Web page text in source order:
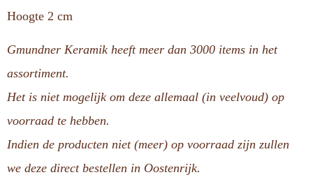
Hoogte 2 cm
Gmundner Keramik heeft meer dan 3000 items in het
assortiment.
Het is niet mogelijk om deze allemaal (in veelvoud) op
voorraad te hebben.
Indien de producten niet (meer) op voorraad zijn zullen
we deze direct bestellen in Oostenrijk.